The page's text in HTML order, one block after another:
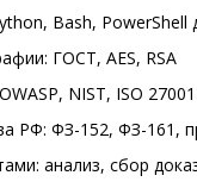
Bash,
ГОСТ, AES, RSA
NIST, ISO 27001
РФ: ФЗ-152, ФЗ-161,
анализ, сбор